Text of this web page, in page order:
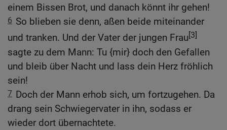
einem Bissen Brot, und danach könnt ihr gehen!
6 So blieben sie denn, aßen beide miteinander
und tranken. Und der Vater der jungen Frau[3]
sagte zu dem Mann: Tu {mir} doch den Gefallen
und bleib über Nacht und lass dein Herz fröhlich
sein!
7 Doch der Mann erhob sich, um fortzugehen. Da
drang sein Schwiegervater in ihn, sodass er
wieder dort übernachtete.